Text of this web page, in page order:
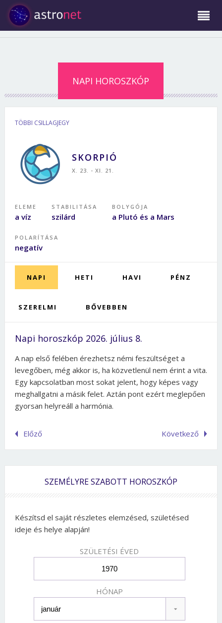
NAPI HOROSZKÓP
TÖBBI CSILLAGJEGY
SKORPIÓ
X. 23. - XI. 21.
ELEME
a víz
STABILITÁSA
szilárd
BOLYGÓJA
a Plutó és a Mars
POLARÍTÁSA
negatív
NAPI HETI HAVI PÉNZ
SZERELMI BŐVEBBEN
Napi horoszkóp 2026. július 8.
A nap első felében érezhetsz némi feszültséget a
levegőben, még akkor is, ha közvetlenül nem érint a vita.
Egy kapcsolatban most sokat jelent, hogy képes vagy
meghallgatni a másik felet. Aztán pont ezért meglepően
gyorsan helyreáll a harmónia.
Előző Következő
SZEMÉLYRE SZABOTT HOROSZKÓP
Készítsd el saját részletes elemzésed, születésed
ideje és helye alapján!
SZÜLETÉSI ÉVED
HÓNAP